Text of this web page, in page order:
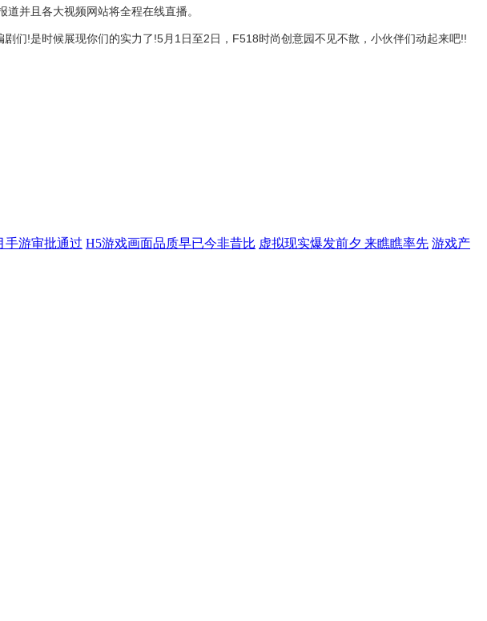
并且各大视频网站将全程在线直播。
们!是时候展现你们的实力了!5月1日至2日，F518时尚创意园不见不散，小伙伴们动起来吧!!
手游审批通过 H5游戏画面品质早已今非昔比 虚拟现实爆发前夕 来瞧瞧率先 游戏产